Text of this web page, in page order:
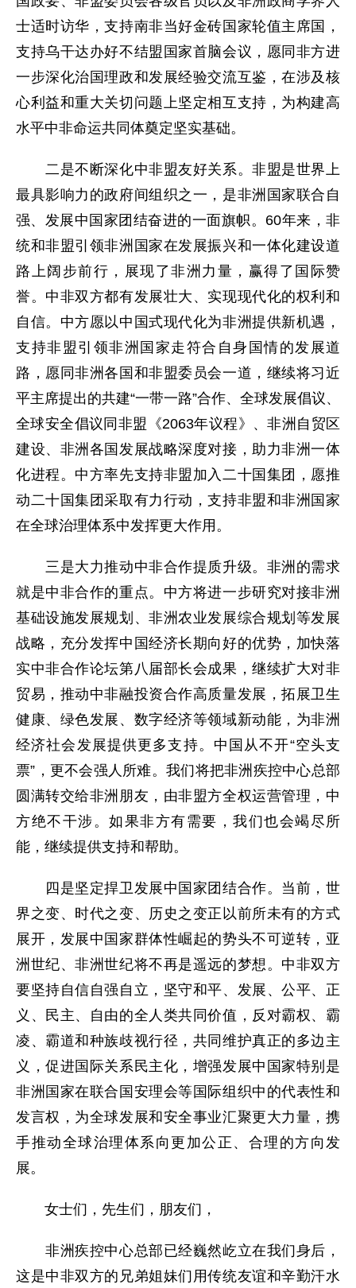
士适时访华，支持南非当好金砖国家轮值主席国，
支持乌干达办好不结盟国家首脑会议，愿同非方进
一步深化治国理政和发展经验交流互鉴，在涉及核
心利益和重大关切问题上坚定相互支持，为构建高
水平中非命运共同体奠定坚实基础。
二是不断深化中非盟友好关系。非盟是世界上
最具影响力的政府间组织之一，是非洲国家联合自
强、发展中国家团结奋进的一面旗帜。60年来，非
统和非盟引领非洲国家在发展振兴和一体化建设道
路上阔步前行，展现了非洲力量，赢得了国际赞
誉。中非双方都有发展壮大、实现现代化的权利和
自信。中方愿以中国式现代化为非洲提供新机遇，
支持非盟引领非洲国家走符合自身国情的发展道
路，愿同非洲各国和非盟委员会一道，继续将习近
平主席提出的共建“一带一路”合作、全球发展倡议、
全球安全倡议同非盟《2063年议程》、非洲自贸区
建设、非洲各国发展战略深度对接，助力非洲一体
化进程。中方率先支持非盟加入二十国集团，愿推
动二十国集团采取有力行动，支持非盟和非洲国家
在全球治理体系中发挥更大作用。
三是大力推动中非合作提质升级。非洲的需求
就是中非合作的重点。中方将进一步研究对接非洲
基础设施发展规划、非洲农业发展综合规划等发展
战略，充分发挥中国经济长期向好的优势，加快落
实中非合作论坛第八届部长会成果，继续扩大对非
贸易，推动中非融投资合作高质量发展，拓展卫生
健康、绿色发展、数字经济等领域新动能，为非洲
经济社会发展提供更多支持。中国从不开“空头支
票”，更不会强人所难。我们将把非洲疾控中心总部
圆满转交给非洲朋友，由非盟方全权运营管理，中
方绝不干涉。如果非方有需要，我们也会竭尽所
能，继续提供支持和帮助。
四是坚定捍卫发展中国家团结合作。当前，世
界之变、时代之变、历史之变正以前所未有的方式
展开，发展中国家群体性崛起的势头不可逆转，亚
洲世纪、非洲世纪将不再是遥远的梦想。中非双方
要坚持自信自强自立，坚守和平、发展、公平、正
义、民主、自由的全人类共同价值，反对霸权、霸
凌、霸道和种族歧视行径，共同维护真正的多边主
义，促进国际关系民主化，增强发展中国家特别是
非洲国家在联合国安理会等国际组织中的代表性和
发言权，为全球发展和安全事业汇聚更大力量，携
手推动全球治理体系向更加公正、合理的方向发
展。
女士们，先生们，朋友们，
非洲疾控中心总部已经巍然屹立在我们身后，
这是中非双方的兄弟姐妹们用传统友谊和辛勤汗水